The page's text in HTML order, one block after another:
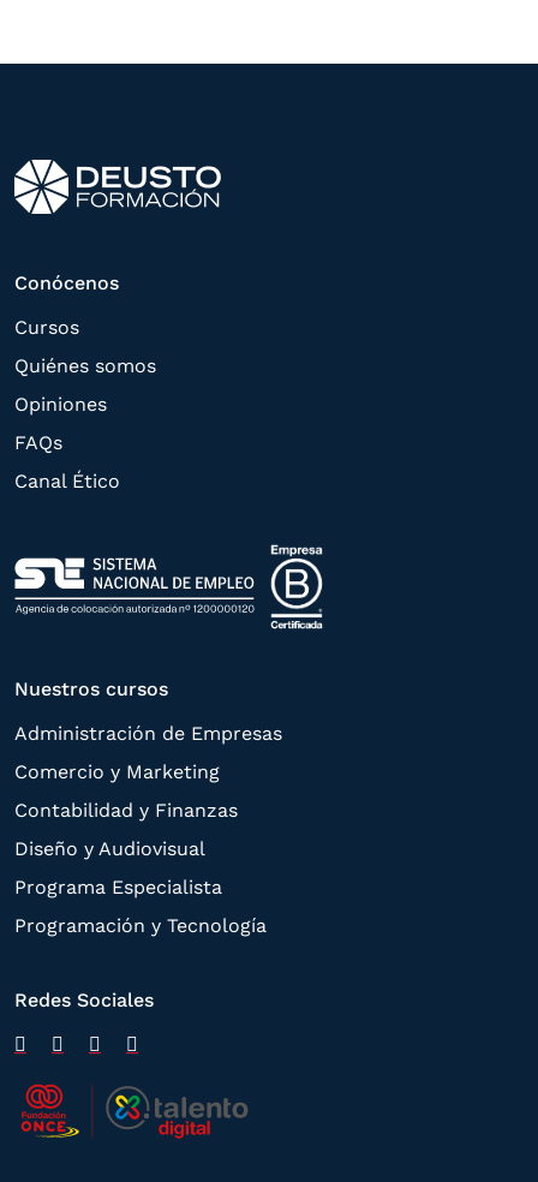
otros directamente relacionados con el
correspondiente. Compartiremos su
solicitud con las empresas que conforman
estas puedan hacerle llegar la mejor
oferta de productos y servicios de acuerdo
a su petición. Quedan reconocidos los
limitación, tal y como se explica en la
Política de Privacidad
Conócenos
Cursos
Quiénes somos
Opiniones
FAQs
Canal Ético
Nuestros cursos
Administración de Empresas
Comercio y Marketing
Contabilidad y Finanzas
Diseño y Audiovisual
Programa Especialista
Programación y Tecnología
Redes Sociales